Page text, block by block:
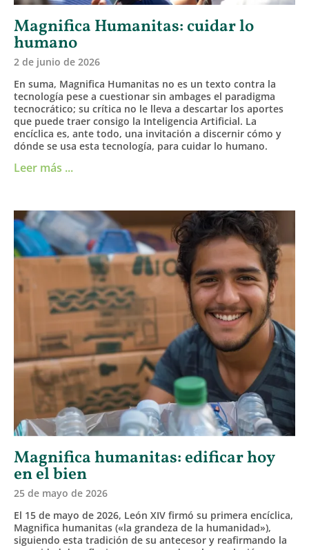
Magnifica Humanitas: cuidar lo
humano
2 de junio de 2026
En suma, Magnifica Humanitas no es un texto contra la
tecnología pese a cuestionar sin ambages el paradigma
tecnocrático; su crítica no le lleva a descartar los aportes
que puede traer consigo la Inteligencia Artificial. La
encíclica es, ante todo, una invitación a discernir cómo y
dónde se usa esta tecnología, para cuidar lo humano.
Leer más ...
Magnifica humanitas: edificar hoy
en el bien
25 de mayo de 2026
El 15 de mayo de 2026, León XIV firmó su primera encíclica,
Magnifica humanitas («la grandeza de la humanidad»),
siguiendo esta tradición de su antecesor y reafirmando la